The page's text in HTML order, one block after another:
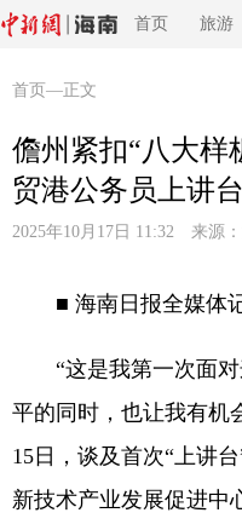
首页 旅游
首页 —正文
儋州紧扣“八大样
贸港公务员上讲
2025年10月17日 11:32 来源：
■ 海南日报全媒体
“这是我第一次面对
平的同时，也让我有机
15日，谈及首次“上讲
新技术产业发展促进中